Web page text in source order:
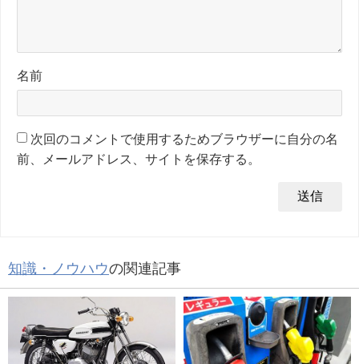
名前
次回のコメントで使用するためブラウザーに自分の名
前、メールアドレス、サイトを保存する。
知識・ノウハウの関連記事